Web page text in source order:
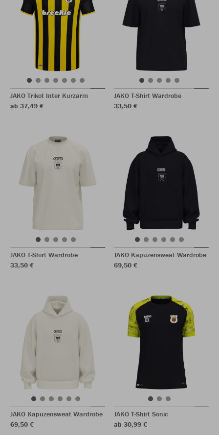
JAKO Trikot Inter Kurzarm
ab 37,49 €
JAKO T-Shirt Wardrobe
33,50 €
JAKO T-Shirt Wardrobe
33,50 €
JAKO Kapuzensweat Wardrobe
69,50 €
JAKO Kapuzensweat Wardrobe
69,50 €
JAKO T-Shirt Sonic
ab 30,99 €